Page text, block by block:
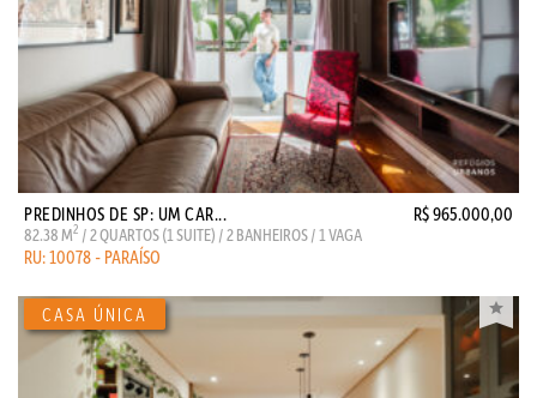
PREDINHOS DE SP: UM CAR... R$ 965.000,00
82.38 M2 / 2 QUARTOS (1 SUITE) / 2 BANHEIROS / 1 VAGA
RU: 10078 - PARAÍSO